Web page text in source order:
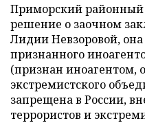
Приморский районный
решение о заочном
Лидии Невзоровой, она
признанного
(признан иноагентом,
экстремистского
запрещена в России,
террористов и